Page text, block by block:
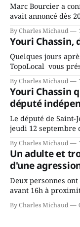
Marc Bourcier a
avait annoncé dès
fait l’annonce en
rassemblés en
By Charles Michaud
Youri Chassin,
Quelques jours
TopoLocal vous
depuis longtemps?
ans? Joindrait-il
conservateurs
By Charles Michaud
Youri Chassin
député
Le député de Saint-
jeudi 12 septembre
gouvernement de la
juge chronique, à
By Charles Michaud
Un adulte et
d'une
Deux personnes
avant 16h à
victimes aurait été
By Charles Michaud